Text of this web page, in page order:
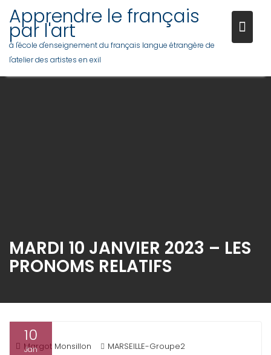
content
Apprendre le français
par l'art
à l'école d'enseignement du français langue étrangère de
l'atelier des artistes en exil
MARDI 10 JANVIER 2023 – LES
PRONOMS RELATIFS
10
Jan
Margot Monsillon MARSEILLE-Groupe2